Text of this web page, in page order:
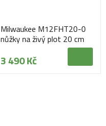
Milwaukee M12FHT20-0
nůžky na živý plot 20 cm
3 490 Kč